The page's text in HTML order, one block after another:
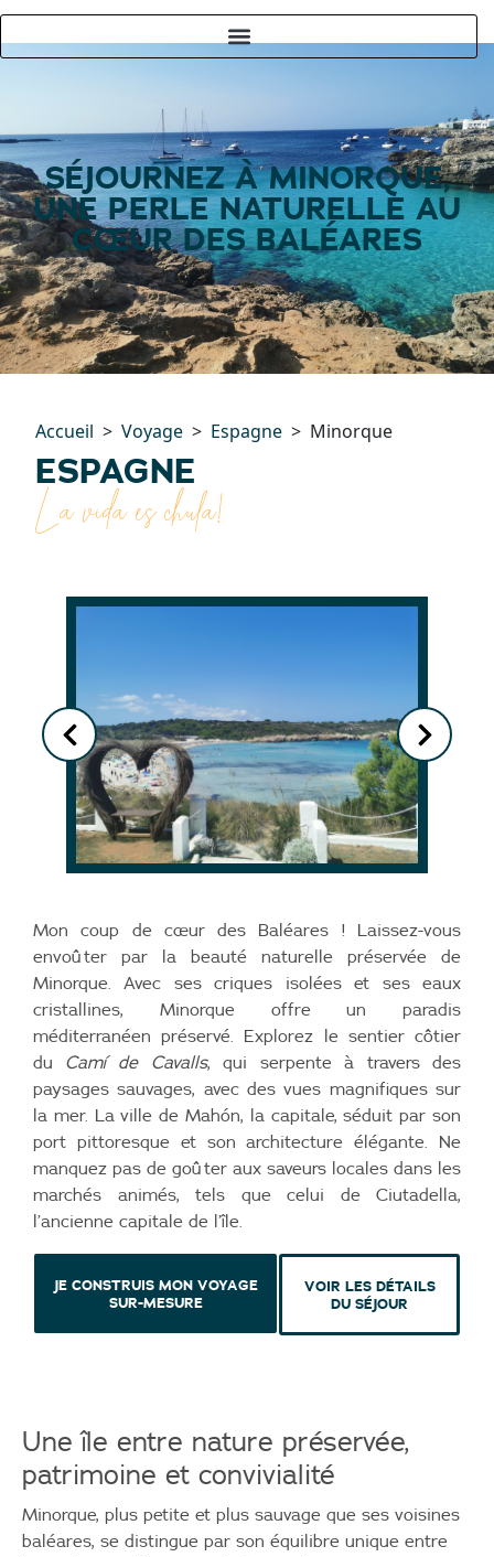
SÉJOURNEZ À MINORQUE,
UNE PERLE NATURELLE AU
CŒUR DES BALÉARES
Accueil Voyage Espagne Minorque
ESPAGNE
La vida es chula!
Mon coup de cœur des Baléares ! Laissez-vous
envoûter par la beauté naturelle préservée de
Minorque. Avec ses criques isolées et ses eaux
cristallines, Minorque offre un paradis
méditerranéen préservé. Explorez le sentier côtier
du Camí de Cavalls, qui serpente à travers des
paysages sauvages, avec des vues magnifiques sur
la mer. La ville de Mahón, la capitale, séduit par son
port pittoresque et son architecture élégante. Ne
manquez pas de goûter aux saveurs locales dans les
marchés animés, tels que celui de Ciutadella,
l’ancienne capitale de l’île.
JE CONSTRUIS MON VOYAGE
SUR-MESURE
VOIR LES DÉTAILS
DU SÉJOUR
Une île entre nature préservée,
patrimoine et convivialité
Minorque, plus petite et plus sauvage que ses voisines
baléares, se distingue par son équilibre unique entre